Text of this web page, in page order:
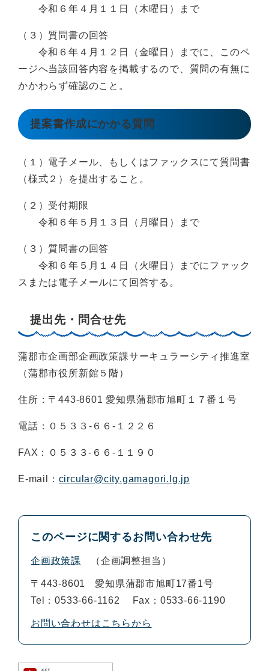
令和６年４月１１日（木曜日）まで
（３）質問書の回答
令和６年４月１２日（金曜日）までに、このペ
ージへ当該回答内容を掲載するので、質問の有無に
かかわらず確認のこと。
提案書作成にかかる質問
（１）電子メール、もしくはファックスにて質問書
（様式２）を提出すること。
（２）受付期限
令和６年５月１３日（月曜日）まで
（３）質問書の回答
令和６年５月１４日（火曜日）までにファック
スまたは電子メールにて回答する。
提出先・問合せ先
蒲郡市企画部企画政策課サーキュラーシティ推進室
（蒲郡市役所新館５階）
住所：〒443-8601 愛知県蒲郡市旭町１７番１号
電話：０５３３-６６-１２２６
FAX：０５３３-６６-１１９０
E-mail： circular@city.gamagori.lg.jp
このページに関するお問い合わせ先
企画政策課 企画調整担当
〒443-8601
愛知県蒲郡市旭町17番1号
Tel：0533-66-1162
Fax：0533-66-1190
お問い合わせはこちらから